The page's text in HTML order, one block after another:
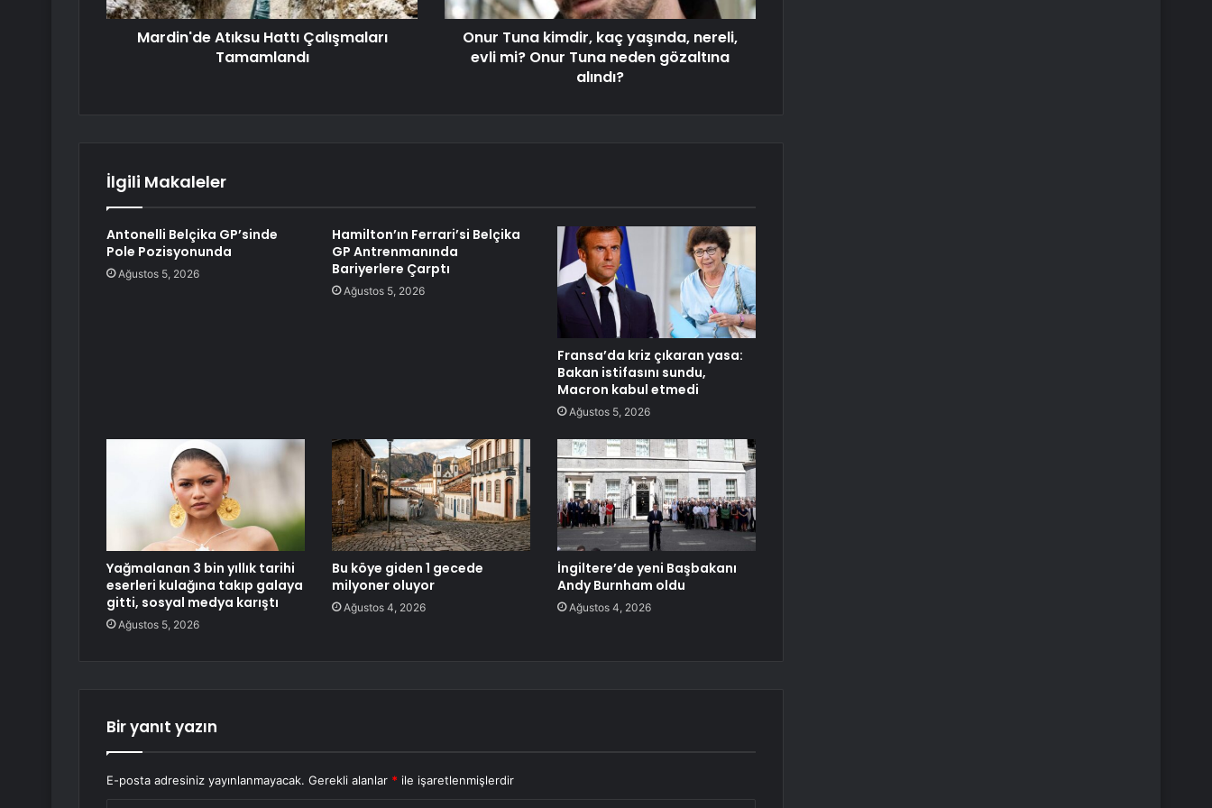
Mardin'de Atıksu Hattı Çalışmaları
Tamamlandı
Onur Tuna kimdir, kaç yaşında, nereli,
evli mi? Onur Tuna neden gözaltına
alındı?
İlgili Makaleler
Antonelli Belçika GP’sinde
Pole Pozisyonunda
Ağustos 5, 2026
Hamilton’ın Ferrari’si Belçika
GP Antrenmanında
Bariyerlere Çarptı
Ağustos 5, 2026
Fransa’da kriz çıkaran yasa:
Bakan istifasını sundu,
Macron kabul etmedi
Ağustos 5, 2026
Yağmalanan 3 bin yıllık tarihi
eserleri kulağına takıp galaya
gitti, sosyal medya karıştı
Ağustos 5, 2026
Bu köye giden 1 gecede
milyoner oluyor
Ağustos 4, 2026
İngiltere’de yeni Başbakanı
Andy Burnham oldu
Ağustos 4, 2026
Bir yanıt yazın
E-posta adresiniz yayınlanmayacak. Gerekli alanlar * ile işaretlenmişlerdir